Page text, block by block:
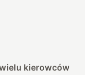
kierowców